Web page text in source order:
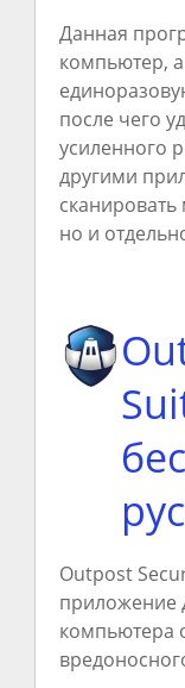
Данная
компьютер,
после чего
усиленного
другими
но и
Outpost
приложение
компьютера